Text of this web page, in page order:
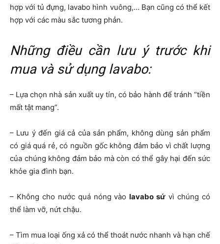
hợp với tủ đựng, lavabo hình vuông,… Bạn cũng có thể kết
hợp với các màu sắc tương phản.
Những điều cần lưu ý trước khi
mua và sử dụng lavabo:
– Lựa chọn nhà sản xuất uy tín, có bảo hành để tránh “tiền
mất tật mang”.
– Lưu ý đến giá cả của sản phẩm, không dùng sản phẩm
có giá quá rẻ, có nguồn gốc không đảm bảo vì chất lượng
của chúng không đảm bảo mà còn có thể gây hại đến sức
khỏe gia đình bạn.
– Không cho nước quá nóng vàolavabo sứ vì chúng có
thể làm vỡ, nứt chậu.
– Tìm mua loại ống xả có thể thoát nước nhanh và hạn chế